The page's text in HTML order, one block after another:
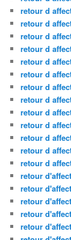
retour d
retour d
retour d
retour d
retour d
retour d
retour d
retour d
retour d
retour d
retour d
retour d
retour d
retour
retour
retour
retour
retour